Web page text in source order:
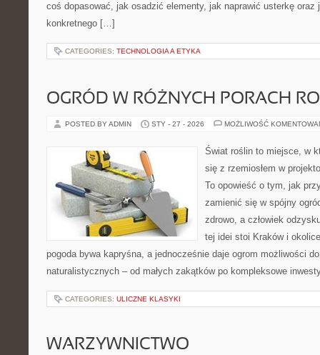
coś dopasować, jak osadzić elementy, jak naprawić usterkę oraz
konkretnego […]
CATEGORIES: TECHNOLOGIA A ETYKA
OGRÓD W RÓŻNYCH PORACH
POSTED BY ADMIN STY - 27 - 2026 MOŻLIWOŚĆ
Świat roślin to miejsce, w
się z rzemiosłem w
To opowieść o tym, jak
zamienić się w spójny
zdrowo, a człowiek
tej idei stoi Kraków i
pogoda bywa kapryśna, a jednocześnie daje ogrom możliwości
naturalistycznych – od małych zakątków po kompleksowe
CATEGORIES: ULICZNE KLASYKI
WARZYWNICTWO